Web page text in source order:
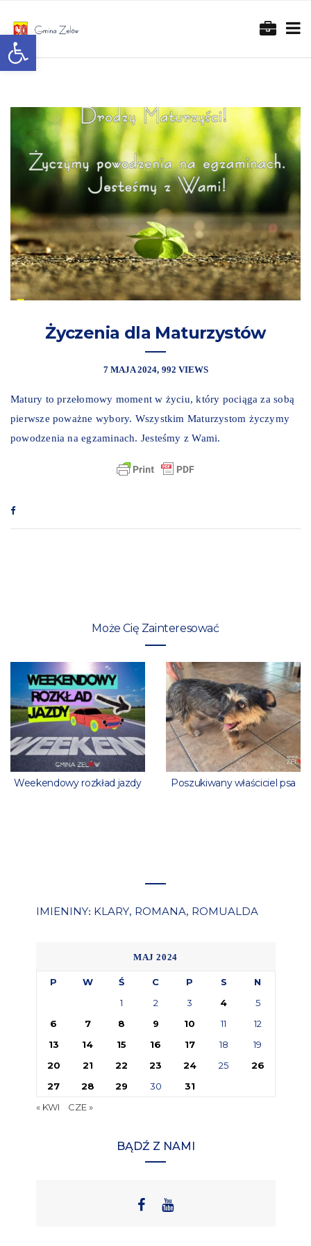
Otwórz pasek narzędzi
Życzenia dla Maturzystów
7 MAJA 2024 992 VIEWS
Matury to przełomowy moment w życiu, który pociąga za sobą
pierwsze poważne wybory. Wszystkim Maturzystom życzymy
powodzenia na egzaminach. Jesteśmy z Wami.
Może Cię Zainteresować
Weekendowy rozkład jazdy Poszukiwany właściciel psa
IMIENINY: KLARY, ROMANA, ROMUALDA
MAJ 2024
P W Ś C P S
N
1
2 3 4
5
6
7 8 9 10 11
12
13
14 15 16 17 18
19
20
21 22 23 24 25
26
27
28 29 30
31
« KWI
CZE »
BĄDŹ Z NAMI